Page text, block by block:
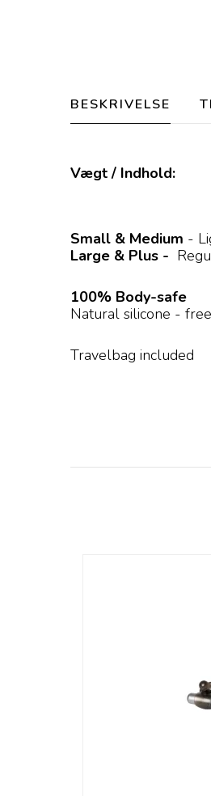
BESKRIVELSE
Vægt / Indhold:
Small & Medium -
Large & Plus -
100% Body-safe
Natural silicone -
Travelbag included